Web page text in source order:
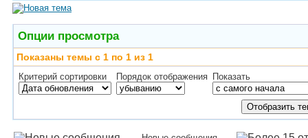
Опции просмотра
Показаны темы с 1 по 1 из 1
Критерий сортировки Порядок отображения Показать